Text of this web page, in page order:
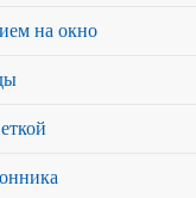
на окно